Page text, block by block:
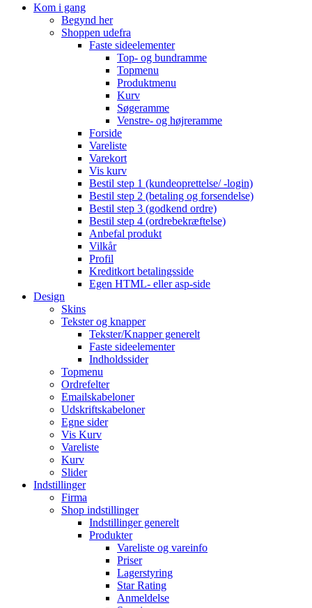
Kom i gang
Begynd her
Shoppen udefra
Faste sideelementer
Top- og bundramme
Topmenu
Produktmenu
Kurv
Søgeramme
Venstre- og højreramme
Forside
Vareliste
Varekort
Vis kurv
Bestil step 1 (kundeoprettelse/ -login)
Bestil step 2 (betaling og forsendelse)
Bestil step 3 (godkend ordre)
Bestil step 4 (ordrebekræftelse)
Anbefal produkt
Vilkår
Profil
Kreditkort betalingsside
Egen HTML- eller asp-side
Design
Skins
Tekster og knapper
Tekster/Knapper generelt
Faste sideelementer
Indholdssider
Topmenu
Ordrefelter
Emailskabeloner
Udskriftskabeloner
Egne sider
Vis Kurv
Vareliste
Kurv
Slider
Indstillinger
Firma
Shop indstillinger
Indstillinger generelt
Produkter
Vareliste og vareinfo
Priser
Lagerstyring
Star Rating
Anmeldelse